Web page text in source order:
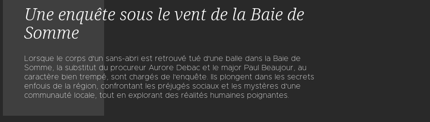
Une enquête sous le vent de la Baie de
Somme
Lorsque le corps d'un sans-abri est retrouvé tué d'une balle dans la Baie de
Somme, la substitut du procureur Aurore Debac et le major Paul Beaujour, au
caractère bien trempé, sont chargés de l'enquête. Ils plongent dans les secrets
enfouis de la région, confrontant les préjugés sociaux et les mystères d'une
communauté locale, tout en explorant des réalités humaines poignantes.